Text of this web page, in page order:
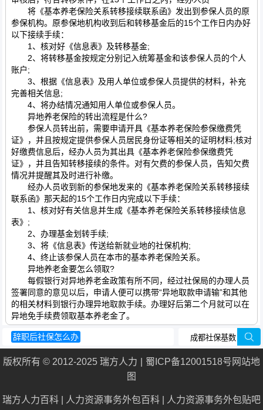
将《基本养老保险关系转移接续联系函》发出到参保人员的原
参保机构。原参保地机构收到后和转移基金后的15个工作日内办好
以下接续手续：
1、核对好《信息表》及转移基金;
2、将转移基金按规定分别记入统筹基金和该参保人员的个人
账户;
3、根据《信息表》及用人单位或参保人员提供的材料，补充
完善相关信息;
4、将办结情况通知用人单位或参保人员。
异地养老保险的转出流程是什么?
参保人员转出前，需要申请开具《基本养老保险参保缴费凭
证》，并且按规定提供参保人员居民身份证等相关的证明材料;核对
好缴费信息后，经办人员为其出具《基本养老保险参保缴费凭
证》，并且告知转移接续的条件。对有欠费的参保人员，告知欠费
情况并提醒其及时进行补缴。
经办人员收到新的参保地发来的《基本养老保险关系转移接续
联系函》那天起的15个工作日内完成以下手续：
1、核对好有关信息并生成《基本养老保险关系转移接续信息
表》;
2、办理基金划转手续;
3、将《信息表》传送给新就业地的社保机构;
4、终止该参保人员在本市的基本养老保险关系。
异地养老金要怎么领取?
每假银行对异地养老金政策有所不同，经过社保局的办理人员
签署同意的意见以后，申请人便可以携带“异地取款申请输”和其他
的相关材料到银行办理异地取款手续。办理好后第二个月就可以在
异地免手续费领取基本养老金了。
辞职后社保怎么办
重庆住房公积金管理中心
生育保险报销
社保基数怎么算
版权所有 © 2012-2025 瑞方人力 蜀ICP备12001518号 网站地
图
瑞方人力百科 人力资源事务外包百科 人力资源事务外包贴吧